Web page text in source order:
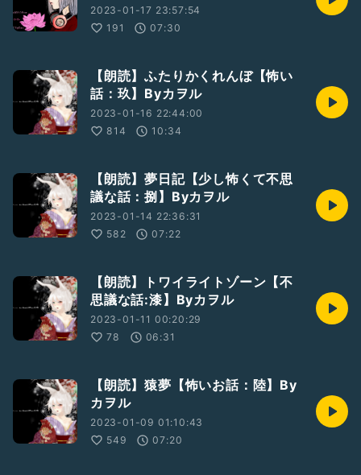
2023-01-17 23:57:54
191
07:30
【朗読】ふたりかくれんぼ【怖い
話：玖】Byカヲル
2023-01-16 22:44:00
814
10:34
【朗読】夢日記【少し怖くて不思
議な話：捌】Byカヲル
2023-01-14 22:36:31
582
07:22
【朗読】トワイライトゾーン【不
思議な話:漆】Byカヲル
2023-01-11 00:20:29
78
06:31
【朗読】猿夢【怖いお話：陸】By
カヲル
2023-01-09 01:10:43
549
07:20